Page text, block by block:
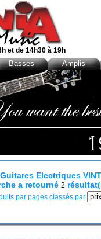
Electriques
a retourné 2
par pages classés par
et de 14h30 à 19h
Basses Amplis